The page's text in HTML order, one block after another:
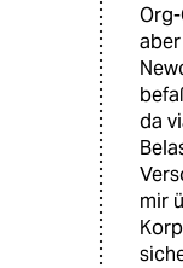
Org-
da
mir